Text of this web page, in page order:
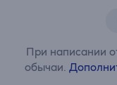
При написании
обычаи.